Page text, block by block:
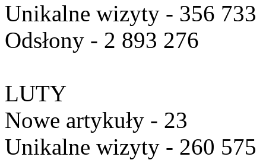
Unikalne wizyty - 356 733
Odsłony - 2 893 276
LUTY
Nowe artykuły - 23
Unikalne wizyty - 260 575